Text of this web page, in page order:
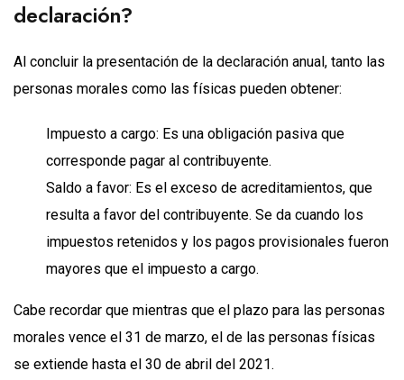
declaración?
Al concluir la presentación de la declaración anual, tanto las
personas morales como las físicas pueden obtener:
Impuesto a cargo: Es una obligación pasiva que
corresponde pagar al contribuyente.
Saldo a favor: Es el exceso de acreditamientos, que
resulta a favor del contribuyente. Se da cuando los
impuestos retenidos y los pagos provisionales fueron
mayores que el impuesto a cargo.
Cabe recordar que mientras que el plazo para las personas
morales vence el 31 de marzo, el de las personas físicas
se extiende hasta el 30 de abril del 2021.